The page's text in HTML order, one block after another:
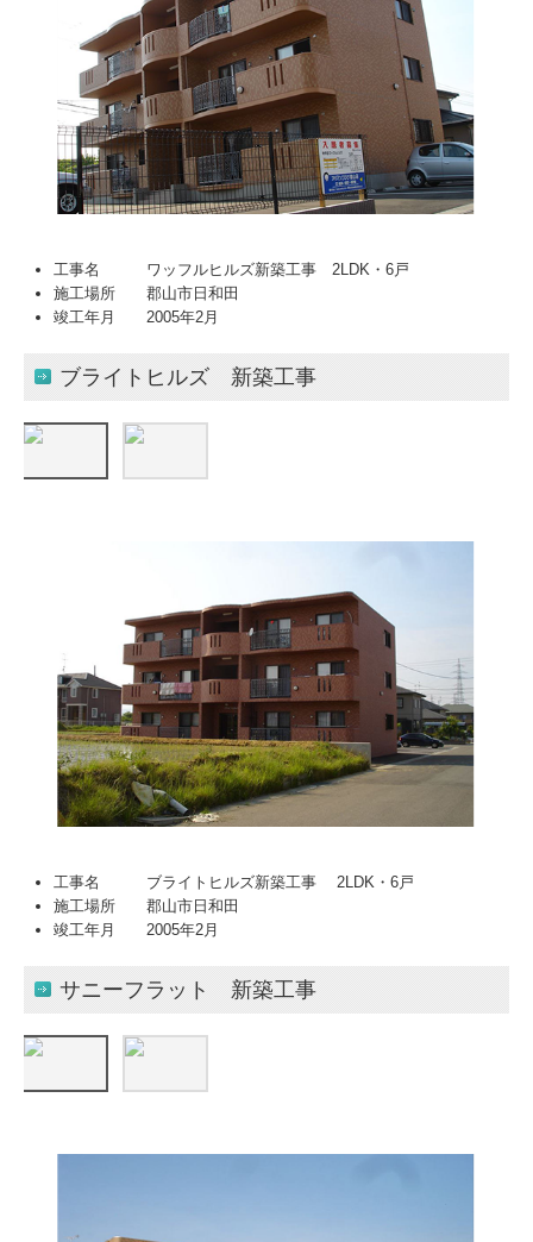
工事名 ワッフルヒルズ新築工事 2LDK・6戸
施工場所 郡山市日和田
竣工年月 2005年2月
ブライトヒルズ 新築工事
工事名 ブライトヒルズ新築工事 2LDK・6戸
施工場所 郡山市日和田
竣工年月 2005年2月
サニーフラット 新築工事